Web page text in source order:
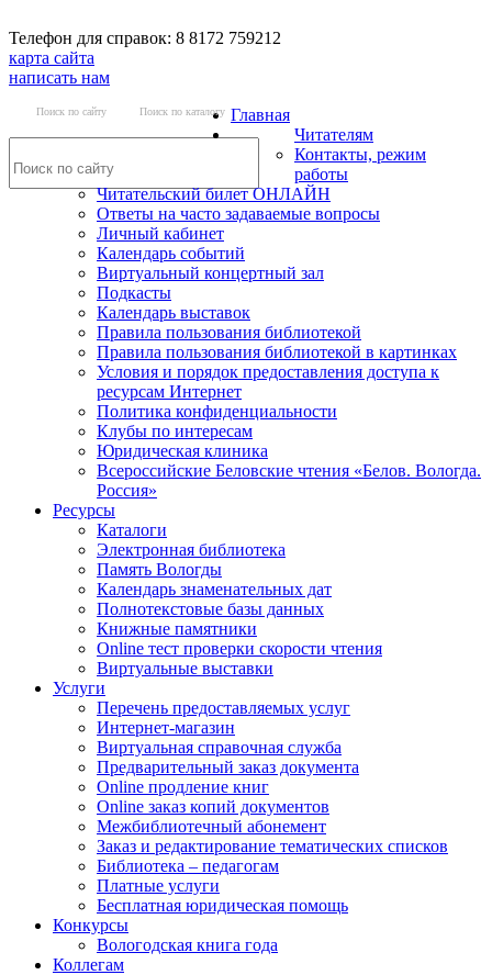
Телефон для справок: 8 8172 759212
карта сайта
написать нам
Поиск по сайту Поиск по каталогу Главная
Читателям
Контакты, режим
работы
Читательский билет ОНЛАЙН
Ответы на часто задаваемые вопросы
Личный кабинет
Календарь событий
Виртуальный концертный зал
Подкасты
Календарь выставок
Правила пользования библиотекой
Правила пользования библиотекой в картинках
Условия и порядок предоставления доступа к
ресурсам Интернет
Политика конфиденциальности
Клубы по интересам
Юридическая клиника
Всероссийские Беловские чтения «Белов. Вологда.
Россия»
Ресурсы
Каталоги
Электронная библиотека
Память Вологды
Календарь знаменательных дат
Полнотекстовые базы данных
Книжные памятники
Online тест проверки скорости чтения
Виртуальные выставки
Услуги
Перечень предоставляемых услуг
Интернет-магазин
Виртуальная справочная служба
Предварительный заказ документа
Online продление книг
Online заказ копий документов
Межбиблиотечный абонемент
Заказ и редактирование тематических списков
Библиотека – педагогам
Платные услуги
Бесплатная юридическая помощь
Конкурсы
Вологодская книга года
Коллегам